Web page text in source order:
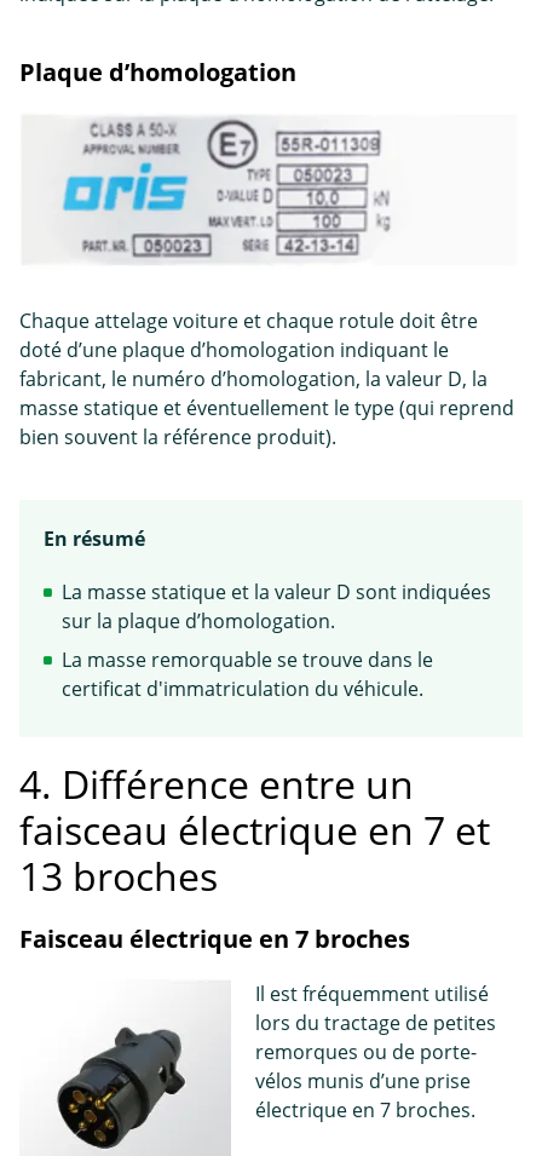
Plaque d’homologation
Chaque attelage voiture et chaque rotule doit être
doté d’une plaque d’homologation indiquant le
fabricant, le numéro d’homologation, la valeur D, la
masse statique et éventuellement le type (qui reprend
bien souvent la référence produit).
En résumé
La masse statique et la valeur D sont indiquées
sur la plaque d’homologation.
La masse remorquable se trouve dans le
certificat d'immatriculation du véhicule.
4. Différence entre un
faisceau électrique en 7 et
13 broches
Faisceau électrique en 7 broches
Il est fréquemment utilisé
lors du tractage de petites
remorques ou de porte-
vélos munis d’une prise
électrique en 7 broches.